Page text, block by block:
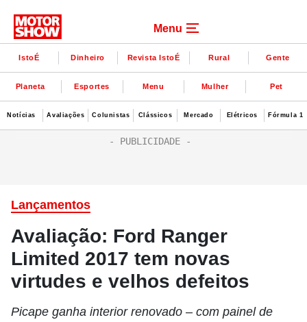
Menu
IstoÉ Dinheiro Revista IstoÉ Rural Gente
Planeta Esportes Menu Mulher Pet
Notícias Avaliações Colunistas Clássicos Mercado Elétricos Fórmula 1
Lançamentos
Avaliação: Ford Ranger
Limited 2017 tem novas
virtudes e velhos defeitos
Picape ganha interior renovado – com painel de